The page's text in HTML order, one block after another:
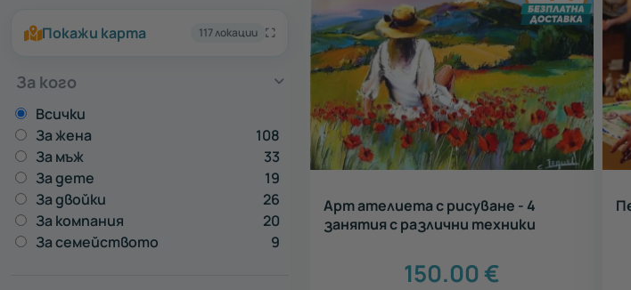
Покажи карта 117 локации
За кого
Всички
За жена
108
За мъж
33
За дете
19
За двойки
26
За компания
20
За семейството
9
Арт ателиета с рисуване - 4
занятия с различни техники
150.00€